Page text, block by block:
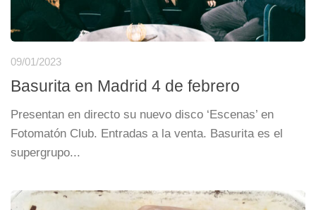
09/01/2023
Basurita en Madrid 4 de febrero
Presentan en directo su nuevo disco ‘Escenas’ en
Fotomatón Club. Entradas a la venta. Basurita es el
supergrupo...